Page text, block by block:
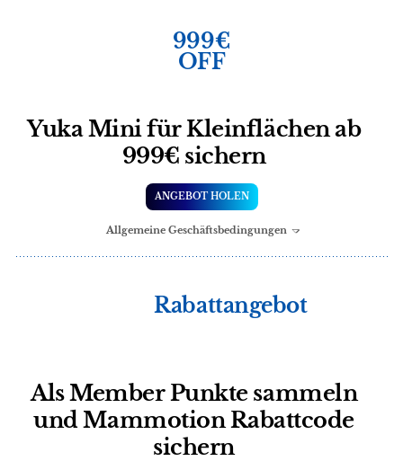
999€
OFF
Yuka Mini für Kleinflächen ab
999€ sichern
ANGEBOT HOLEN
Allgemeine Geschäftsbedingungen
Rabattangebot
Als Member Punkte sammeln
und Mammotion Rabattcode
sichern